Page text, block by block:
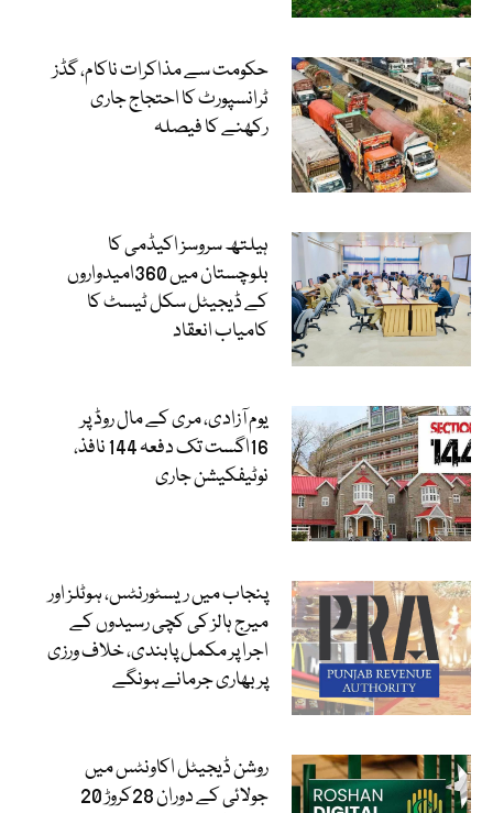
حکومت سے مذاکرات ناکام، گڈز
ٹرانسپورٹ کا احتجاج جاری
رکھنے کا فیصلہ
ہیلتھ سروسز اکیڈمی کا
بلوچستان میں 360امیدواروں
کے ڈیجیٹل سکل ٹیسٹ کا
کامیاب انعقاد
یوم آزادی، مری کے مال روڈ پر
16اگست تک دفعہ 144 نافذ،
نوٹیفکیشن جاری
پنجاب میں ریسٹورنٹس، ہوٹلز اور
میرج ہالز کی کچی رسیدوں کے
اجرا پر مکمل پابندی، خلاف ورزی
پر بھاری جرمانے ہونگے
روشن ڈیجیٹل اکاونٹس میں
جولائی کے دوران 28کروڑ 20